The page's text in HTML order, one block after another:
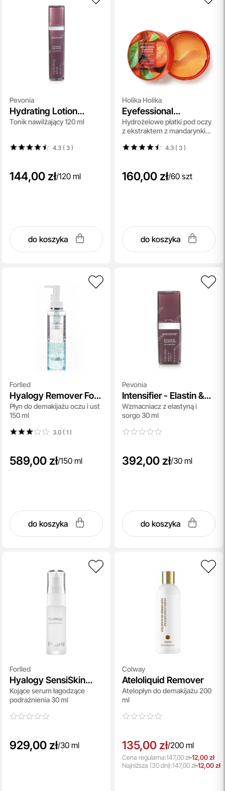
Pevonia
Hydrating Lotion
Power Repair
Tonik nawilżający 120 ml
4.3 ( 3)
144,00 zł/120 ml
do koszyka
Holika Holika
Eyefessional
Brightening Tangerine
Eye Patch
Hydrożelowe płatki pod oczy
z ekstraktem z mandarynki
4.3 ( 3)
160,00 zł/60 szt
do koszyka
Forlled
Hyalogy Remover For
Point Make-Up
Płyn do demakijażu oczu i ust
150 ml
3.0 ( 1)
589,00 zł/150 ml
do koszyka
Pevonia
Intensifier - Elastin &
Sorghum Power Repair
Wzmacniacz z elastyną i
sorgo 30 ml
392,00 zł/30 ml
do koszyka
Forlled
Hyalogy SensiSkin
Essence
Kojące serum łagodzące
podrażnienia 30 ml
929,00 zł/30 ml
Colway
Ateloliquid Remover
Atelopłyn do demakijażu 200
ml
135,00 zł/200 ml
Cena regularna:147,00 zł-12,00 zł
Najniższa (30 dni):147,00 zł-12,00 zł